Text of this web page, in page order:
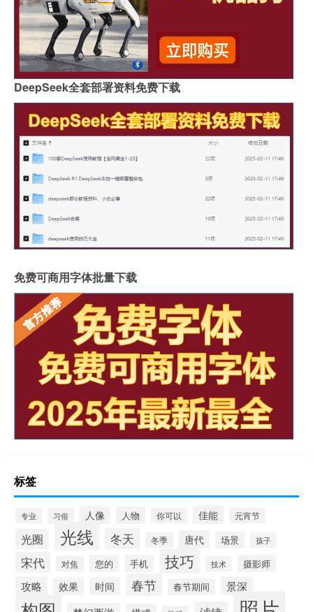
DeepSeek全套部署资料免费下载
免费可商用字体批量下载
标签
专业 习俗 人像 人物 你可以 佳能 元宵节
光圈 光线 冬天 冬季 唐代 场景 孩子
宋代 对焦 您的 手机 技巧 技术 摄影师
攻略 效果 时间 春节 春节期间 景深